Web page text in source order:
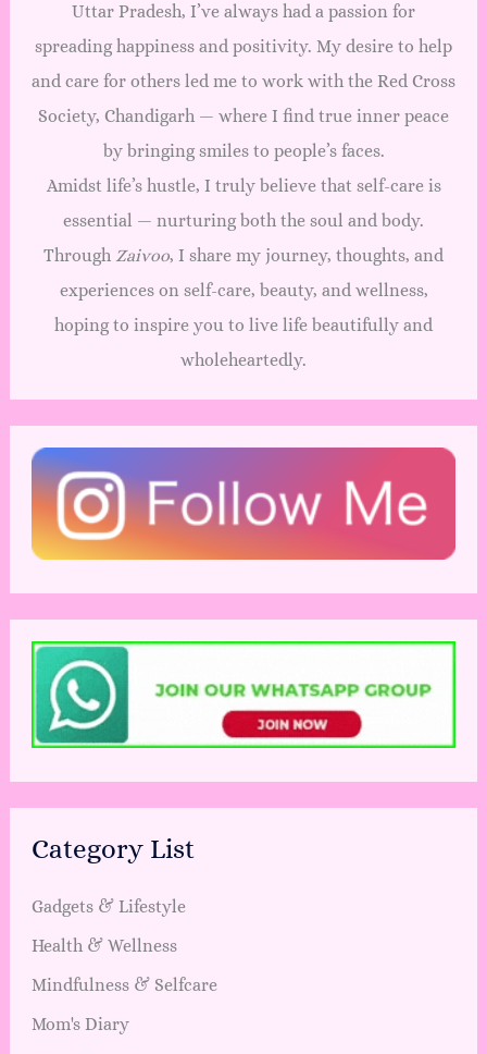
Uttar Pradesh, I’ve always had a passion for
spreading happiness and positivity. My desire to help
and care for others led me to work with the Red Cross
Society, Chandigarh — where I find true inner peace
by bringing smiles to people’s faces.
Amidst life’s hustle, I truly believe that self-care is
essential — nurturing both the soul and body.
Through Zaivoo, I share my journey, thoughts, and
experiences on self-care, beauty, and wellness,
hoping to inspire you to live life beautifully and
wholeheartedly.
Category List
Gadgets & Lifestyle
Health & Wellness
Mindfulness & Selfcare
Mom's Diary